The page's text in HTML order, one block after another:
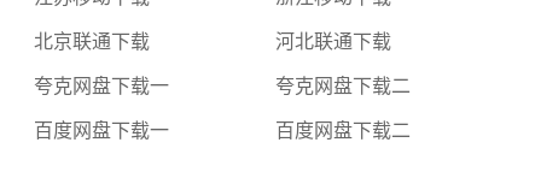
北京联通下载 河北联通下载
夸克网盘下载一 夸克网盘下载二
百度网盘下载一 百度网盘下载二